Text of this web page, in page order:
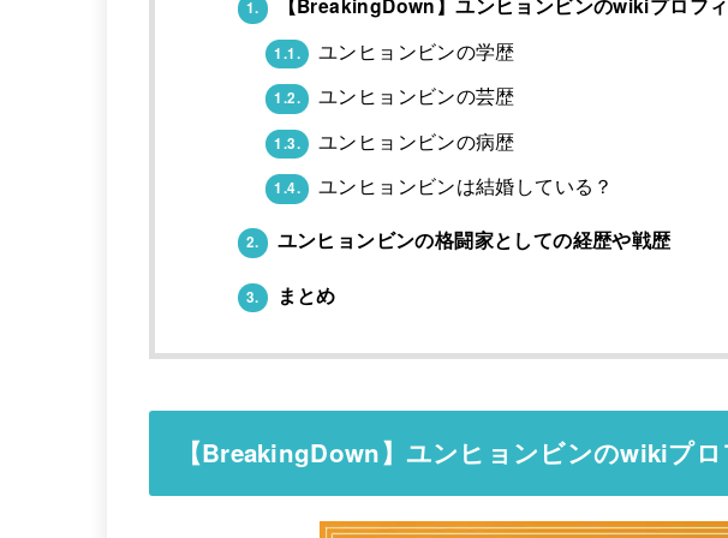
1. 【BreakingDown】ユンヒョンビンのwikiプロフ
1.1. ユンヒョンビンの学歴
1.2. ユンヒョンビンの芸歴
1.3. ユンヒョンビンの病歴
1.4. ユンヒョンビンは結婚している？
2. ユンヒョンビンの格闘家としての経歴や戦歴
3. まとめ
【BreakingDown】ユンヒョンビンのwikiプロ